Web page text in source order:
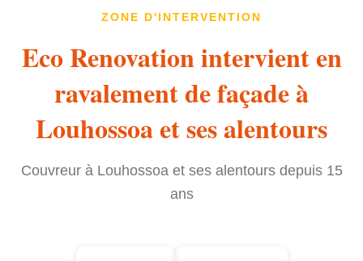
ZONE D'INTERVENTION
Eco Renovation intervient en
ravalement de façade à
Louhossoa et ses alentours
Couvreur à Louhossoa et ses alentours depuis 15
ans